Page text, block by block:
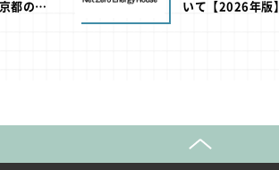
都の助
いて【2026年版】